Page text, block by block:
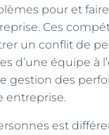
pour et
Ces
un conflit de
d’une équipe à
gestion des
entreprise.
est